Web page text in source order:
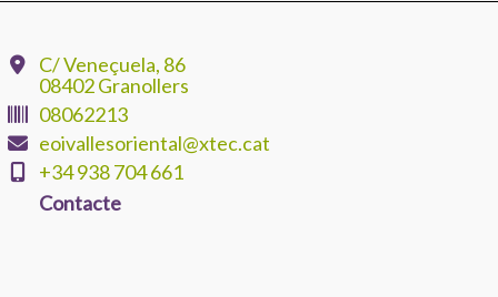
C/ Veneçuela, 86
08402 Granollers
08062213
eoivallesoriental@xtec.cat
+34 938 704 661
Contacte